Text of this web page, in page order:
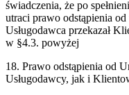
świadczenia, że po
utraci prawo odstąpienia
Usługodawca przekazał
w §4.3. powyżej
18. Prawo odstąpienia od
Usługodawcy, jak i